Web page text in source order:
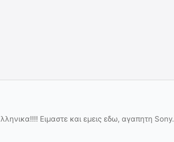
Ειμαστε και εμεις εδω, αγαπητη Sony.